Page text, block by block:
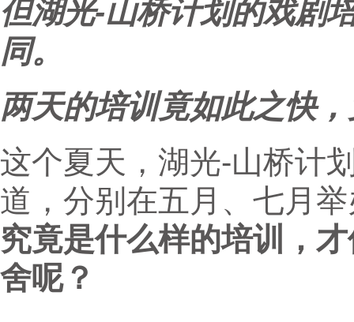
但湖光-山桥计划的戏剧
同。
两天的培训竟如此之快
这个夏天，湖光-山桥计
道，分别在五月、七月
究竟是什么样的培训，
舍呢？